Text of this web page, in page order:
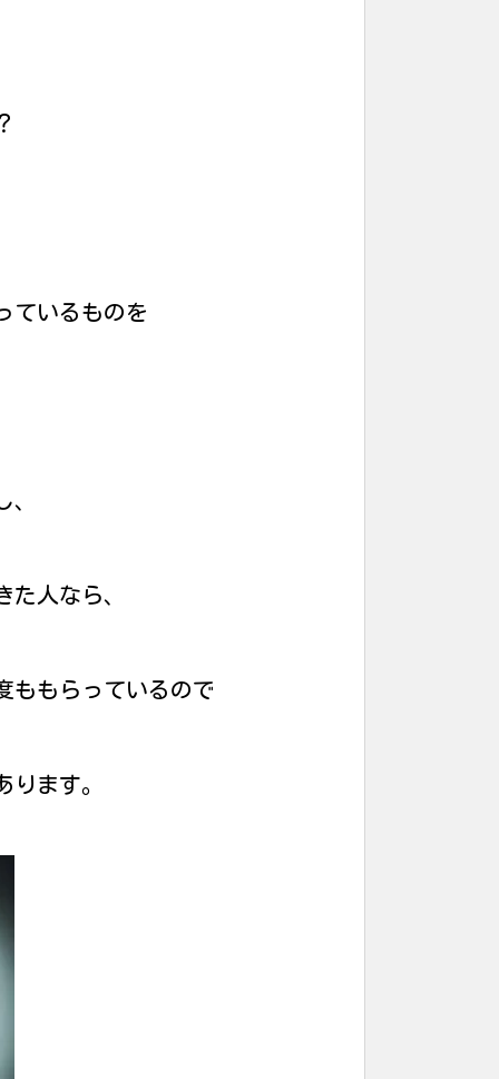
ているものを
人なら、
ももらっているので
ます。